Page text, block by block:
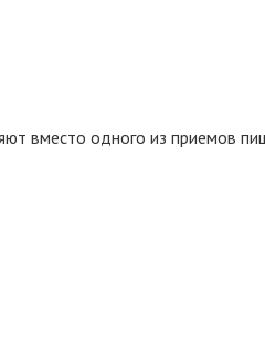
вместо одного из приемов